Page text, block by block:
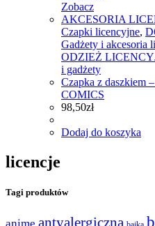
Zobacz
AKCESORIA
Czapki licencyjne,
Gadżety i akcesoria
ODZIEŻ
i gadżety
Czapka z daszkiem
COMICS
98,50zł
Dodaj do koszyka
licencje
Tagi produktów
antyalergiczna